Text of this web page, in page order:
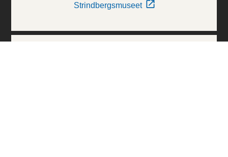
Strindbergsmuseet